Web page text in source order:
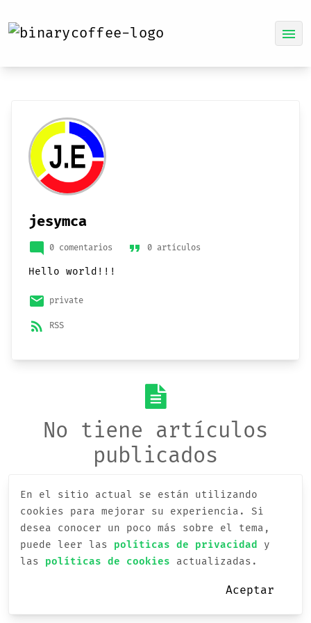
menu
jesymca
mode_comment 0 comentarios format_quote 0 artículos
Hello world!!!
email private
rss_feed RSS
No tiene artículos
publicados
En el sitio actual se están utilizando
cookies para mejorar su experiencia.
Si
desea conocer un poco más sobre el tema,
puede leer las políticas de privacidad
y
las políticas de cookies actualizadas.
Aceptar